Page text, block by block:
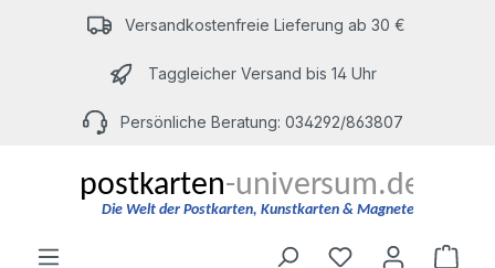
Zum Hauptinhalt springenVersandkostenfreie Lieferung ab 30 €
Taggleicher Versand bis 14 Uhr
Persönliche Beratung: 034292/863807
Du hast 0